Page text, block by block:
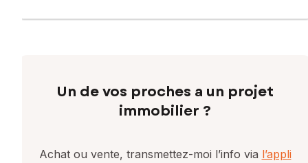
Un de vos proches a un projet
immobilier ?
Achat ou vente, transmettez-moi l’info via l’appli